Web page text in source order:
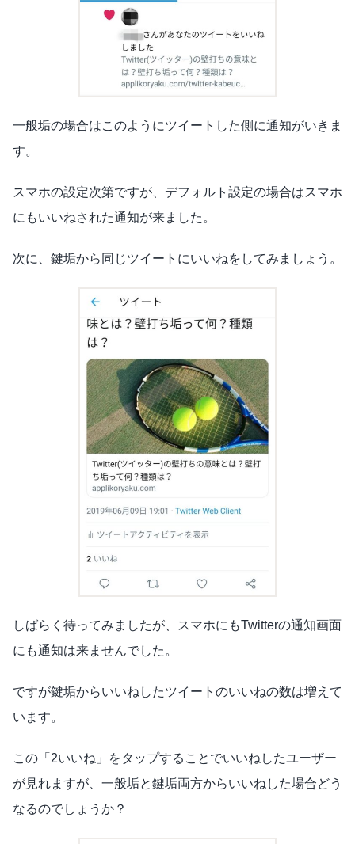
一般垢の場合はこのようにツイートした側に通知がいきま
す。
スマホの設定次第ですが、デフォルト設定の場合はスマホ
にもいいねされた通知が来ました。
次に、鍵垢から同じツイートにいいねをしてみましょう。
しばらく待ってみましたが、スマホにもTwitterの通知画面
にも通知は来ませんでした。
ですが鍵垢からいいねしたツイートのいいねの数は増えて
います。
この「2いいね」をタップすることでいいねしたユーザー
が見れますが、一般垢と鍵垢両方からいいねした場合どう
なるのでしょうか？